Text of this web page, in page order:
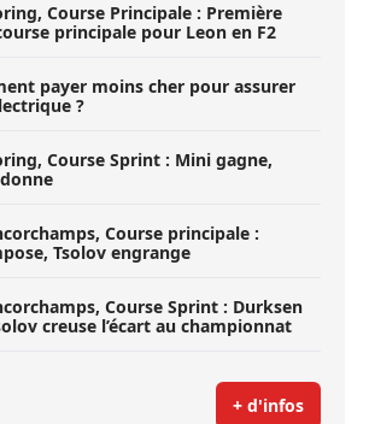
Course Principale : Première
principale pour Leon en F2
payer moins cher pour assurer
?
Course Sprint : Mini gagne,
Course principale :
Tsolov engrange
Course Sprint : Durksen
creuse l’écart au championnat
+ d'infos